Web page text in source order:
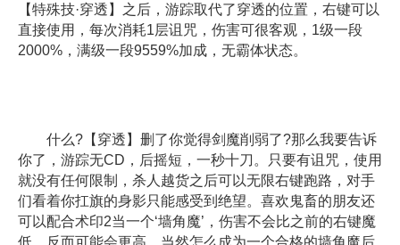
【特殊技·穿透】之后，游踪取代了穿透的位置，右键可以
直接使用，每次消耗1层诅咒，伤害可很客观，1级一段
2000%，满级一段9559%加成，无霸体状态。
什么?【穿透】删了你觉得剑魔削弱了?那么我要告诉
你了，游踪无CD，后摇短，一秒十刀。只要有诅咒，使用
就没有任何限制，杀人越货之后可以无限右键跑路，对手
们看着你扛旗的身影只能感受到绝望。喜欢鬼畜的朋友还
可以配合术印2当一个‘墙角魔’，伤害不会比之前的右键魔